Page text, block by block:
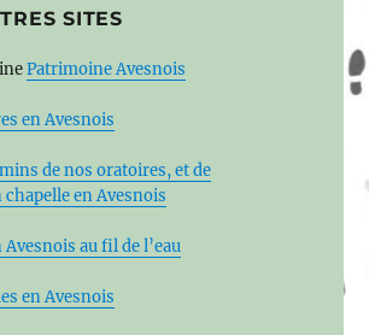
SITES
Patrimoine Avesnois
en Avesnois
de nos oratoires, et de
chapelle en Avesnois
au fil de l’eau
en Avesnois